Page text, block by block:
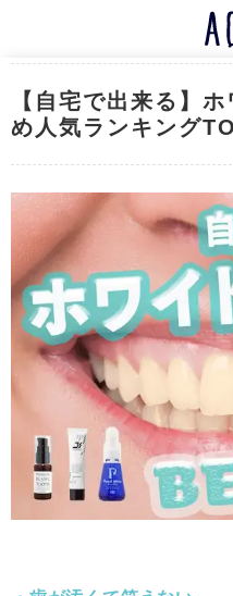
【自宅で出来る】
め人気ランキング